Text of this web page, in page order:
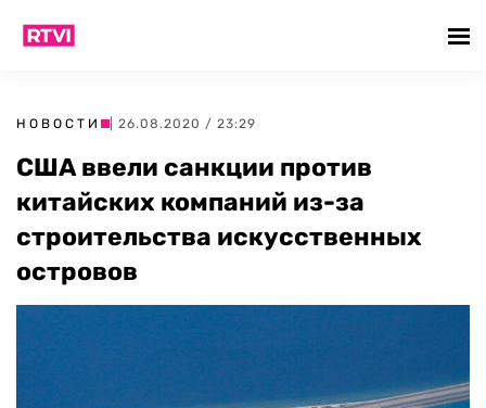
НОВОСТИ | 26.08.2020 / 23:29
США ввели санкции против
китайских компаний из-за
строительства искусственных
островов